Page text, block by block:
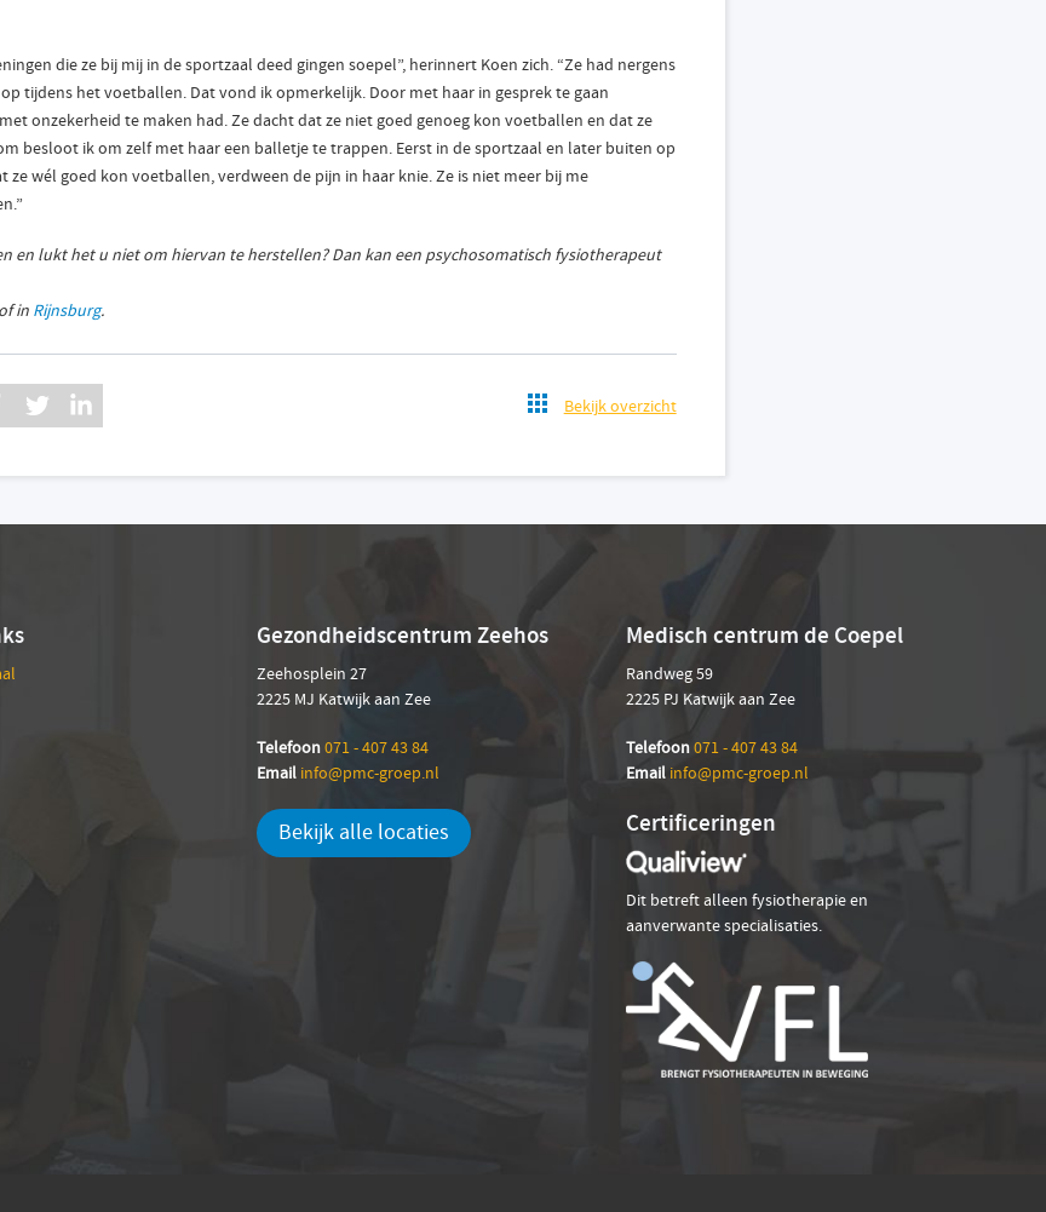
die ze bij mij in de sportzaal deed gingen soepel”, herinnert Koen zich. “Ze had nergens
tijdens het voetballen. Dat vond ik opmerkelijk. Door met haar in gesprek te gaan
onzekerheid te maken had. Ze dacht dat ze niet goed genoeg kon voetballen en dat ze
besloot ik om zelf met haar een balletje te trappen. Eerst in de sportzaal en later buiten op
ze wél goed kon voetballen, verdween de pijn in haar knie. Ze is niet meer bij me
en lukt het u niet om hiervan te herstellen? Dan kan een psychosomatisch fysiotherapeut
in Rijnsburg.
Bekijk overzicht
Gezondheidscentrum Zeehos
Zeehosplein 27
2225 MJ Katwijk aan Zee
Telefoon071 - 407 43 84
Email info@pmc-groep.nl
Bekijk alle locaties
Medisch centrum de Coepel
Randweg 59
2225 PJ Katwijk aan Zee
Telefoon071 - 407 43 84
Email info@pmc-groep.nl
Certificeringen
Dit betreft alleen fysiotherapie en
aanverwante specialisaties.